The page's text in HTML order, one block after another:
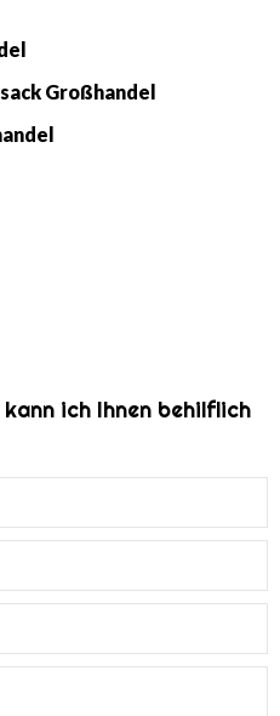
Großhandel
kann ich Ihnen behilflich